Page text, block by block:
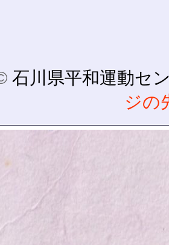
石川県平和運動セ
ジの